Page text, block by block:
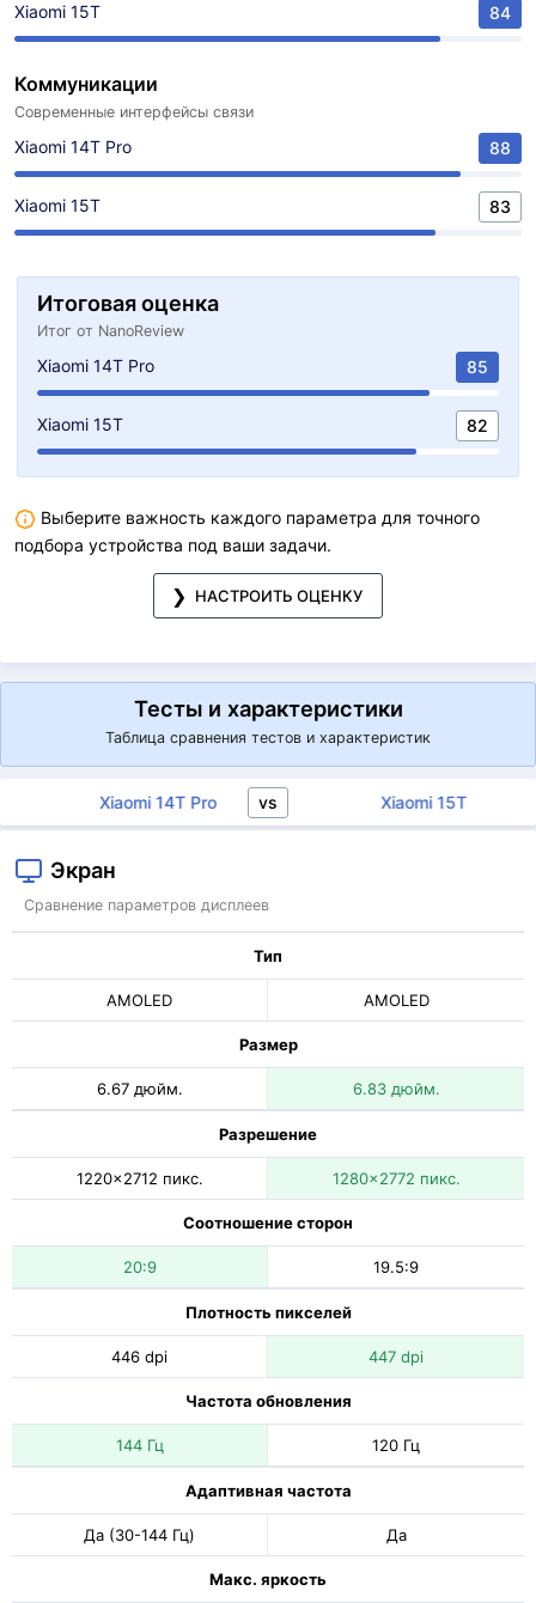
Xiaomi 15T 84
Коммуникации
Современные интерфейсы связи
Xiaomi 14T Pro 88
Xiaomi 15T 83
Итоговая оценка
Итог от NanoReview
Xiaomi 14T Pro 85
Xiaomi 15T 82
Выберите важность каждого параметра для точного
подбора устройства под ваши задачи.
НАСТРОИТЬ ОЦЕНКУ
Тесты и характеристики
Таблица сравнения тестов и характеристик
Xiaomi 14T Pro vs Xiaomi 15T
Экран
Сравнение параметров дисплеев
Тип
AMOLED AMOLED
Размер
6.67 дюйм. 6.83 дюйм.
Разрешение
1220x2712 пикс. 1280x2772 пикс.
Соотношение сторон
20:9 19.5:9
Плотность пикселей
446 dpi 447 dpi
Частота обновления
144 Гц 120 Гц
Адаптивная частота
Да (30-144 Гц) Да
Макс. яркость